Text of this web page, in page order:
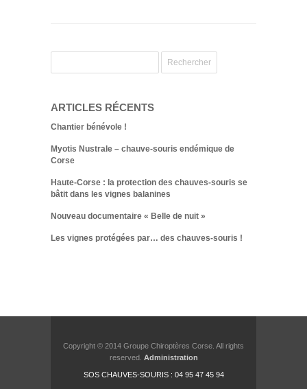
ARTICLES RÉCENTS
Chantier bénévole !
Myotis Nustrale – chauve-souris endémique de
Corse
Haute-Corse : la protection des chauves-souris se
bâtit dans les vignes balanines
Nouveau documentaire « Belle de nuit »
Les vignes protégées par… des chauves-souris !
Copyright © 2014 Groupe Chiroptères Corse. All rights
reserved. Administration
SOS CHAUVES-SOURIS : 04 95 47 45 94